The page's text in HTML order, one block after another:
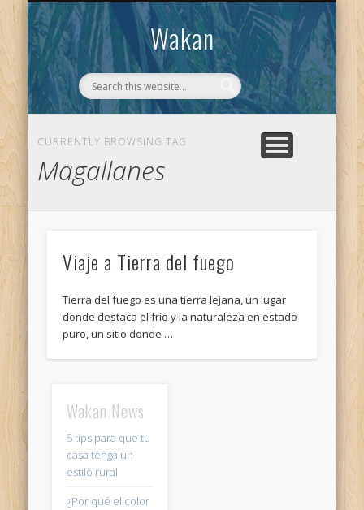
Wakan
WAKAN
CONTACTO
CURRENTLY BROWSING TAG
Magallanes
Viaje a Tierra del fuego
Tierra del fuego es una tierra lejana, un lugar
donde destaca el frío y la naturaleza en estado
puro, un sitio donde …
Wakan News
5 tips para que tu
casa tenga un
estilo rural
¿Por qué el color